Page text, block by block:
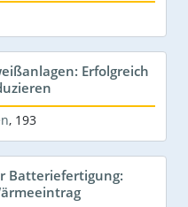
Erfolgreich
, 193
Batteriefertigung: